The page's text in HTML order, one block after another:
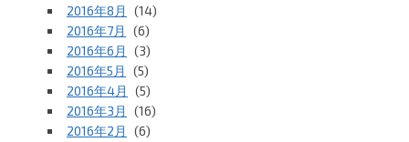
2016年8月
(14)
2016年7月
(6)
2016年6月
(3)
2016年5月
(5)
2016年4月
(5)
2016年3月
(16)
2016年2月
(6)